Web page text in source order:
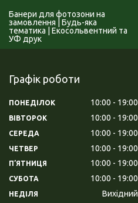
Банери для фотозони на
замовлення | Будь-яка
тематика | Екосольвентний та
УФ друк
Графік роботи
ПОНЕДІЛОК 10:00 19:00
ВІВТОРОК 10:00 19:00
СЕРЕДА 10:00 19:00
ЧЕТВЕР 10:00 19:00
ПʼЯТНИЦЯ 10:00 19:00
СУБОТА 10:00 19:00
НЕДІЛЯ Вихідний